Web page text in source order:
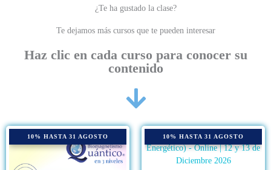
¿Te ha gustado la clase?
Te dejamos más cursos que te pueden interesar
Haz clic en cada curso para conocer su
contenido
10% HASTA 31 AGOSTO 10% HASTA 31 AGOSTO